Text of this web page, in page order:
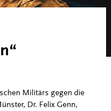
Militärs gegen die
Dr. Felix Genn,